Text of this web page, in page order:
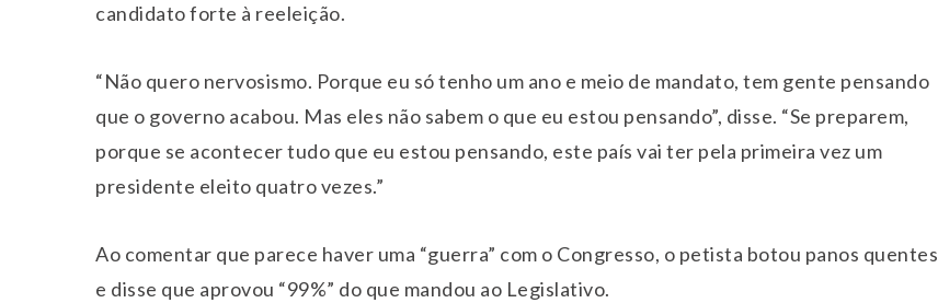
candidato forte à reeleição.
“Não quero nervosismo. Porque eu só tenho um ano e meio de mandato, tem gente pensando
que o governo acabou. Mas eles não sabem o que eu estou pensando”, disse. “Se preparem,
porque se acontecer tudo que eu estou pensando, este país vai ter pela primeira vez um
presidente eleito quatro vezes.”
Ao comentar que parece haver uma “guerra” com o Congresso, o petista botou panos quentes
e disse que aprovou “99%” do que mandou ao Legislativo.